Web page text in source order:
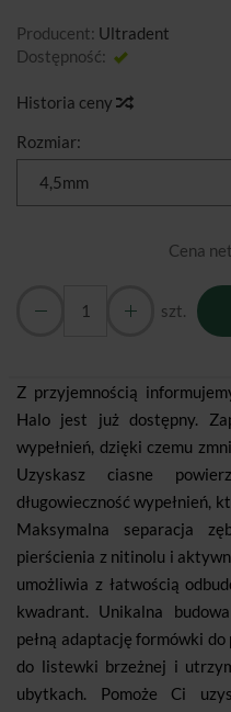
Producent: Ultradent
Dostępność:
Historia ceny
Rozmiar:
4,5mm
Cena
szt.
Z przyjemnością
Halo jest już dostępny.
wypełnień, dzięki czemu
Uzyskasz ciasne
długowieczność wypełnień,
Maksymalna separacja
pierścienia z nitinolu i
umożliwia z łatwością
kwadrant. Unikalna
pełną adaptację formówki
do listewki brzeżnej i
ubytkach. Pomoże Ci